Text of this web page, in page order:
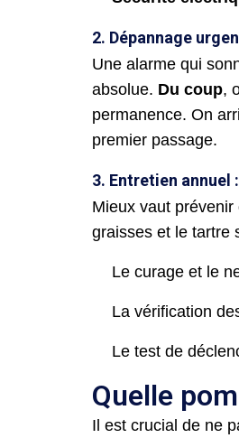
2. Dépannage
Une alarme qui
absolue. Du coup,
permanence. On
premier passage.
3. Entretien annuel
Mieux vaut prévenir
graisses et le tartre
Le curage et le
La vérification
Le test de
Quelle
Il est crucial de ne